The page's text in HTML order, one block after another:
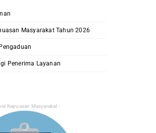
Masyarakat Tahun 2026
Penerima Layanan
Kepuasan Masyarakat -